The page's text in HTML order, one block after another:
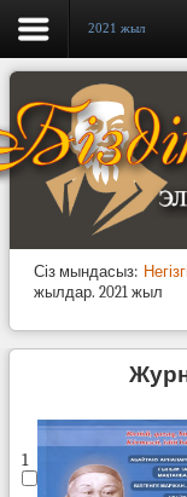
2021 жыл
Сіз мындасыз:
жылдар. 2021 жыл
1